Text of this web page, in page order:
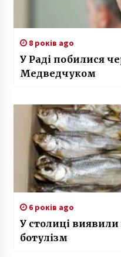
8 років ago
У Раді побилися
Медведчуком
6 років ago
У столиці
ботулізм